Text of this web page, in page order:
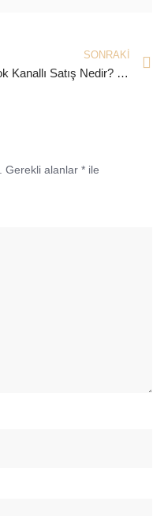
SONRAKI
Çok Kanallı Satış Nedir? Stratejileri Nelerdir?
Gerekli alanlar * ile